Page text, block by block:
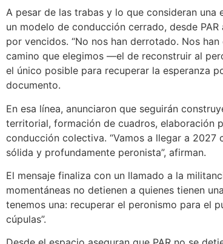
A pesar de las trabas y lo que consideran una
un modelo de conducción cerrado, desde PAR
por vencidos. “No nos han derrotado. Nos
camino que elegimos —el de reconstruir al
el único posible para recuperar la esperanza
documento.
En esa línea, anunciaron que seguirán
territorial, formación de cuadros, elaboración
conducción colectiva. “Vamos a llegar a 2027
sólida y profundamente peronista”, afirman.
El mensaje finaliza con un llamado a la
momentáneas no detienen a quienes tienen
tenemos una: recuperar el peronismo para el
cúpulas”.